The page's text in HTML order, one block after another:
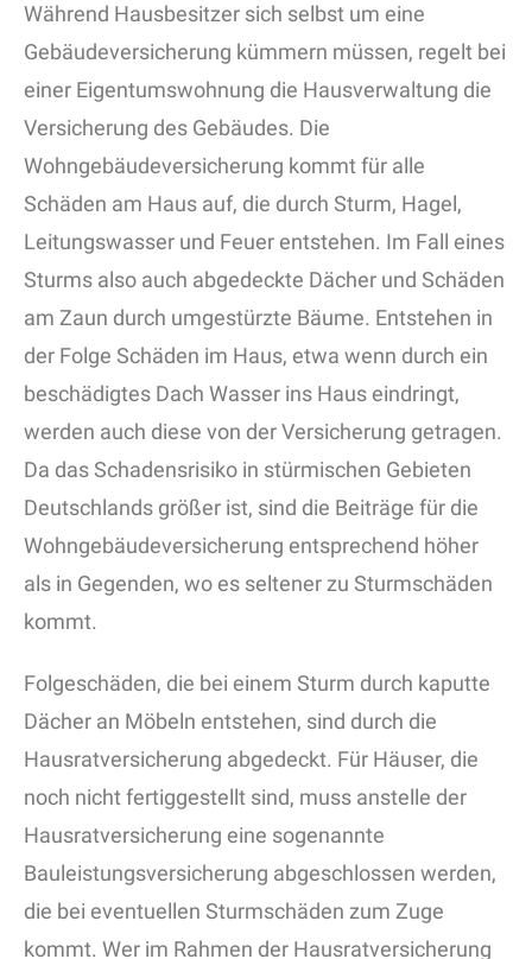
Während Hausbesitzer sich selbst um eine
Gebäudeversicherung kümmern müssen, regelt bei
einer Eigentumswohnung die Hausverwaltung die
Versicherung des Gebäudes. Die
Wohngebäudeversicherung kommt für alle
Schäden am Haus auf, die durch Sturm, Hagel,
Leitungswasser und Feuer entstehen. Im Fall eines
Sturms also auch abgedeckte Dächer und Schäden
am Zaun durch umgestürzte Bäume. Entstehen in
der Folge Schäden im Haus, etwa wenn durch ein
beschädigtes Dach Wasser ins Haus eindringt,
werden auch diese von der Versicherung getragen.
Da das Schadensrisiko in stürmischen Gebieten
Deutschlands größer ist, sind die Beiträge für die
Wohngebäudeversicherung entsprechend höher
als in Gegenden, wo es seltener zu Sturmschäden
kommt.
Folgeschäden, die bei einem Sturm durch kaputte
Dächer an Möbeln entstehen, sind durch die
Hausratversicherung abgedeckt. Für Häuser, die
noch nicht fertiggestellt sind, muss anstelle der
Hausratversicherung eine sogenannte
Bauleistungsversicherung abgeschlossen werden,
die bei eventuellen Sturmschäden zum Zuge
kommt. Wer im Rahmen der Hausratversicherung